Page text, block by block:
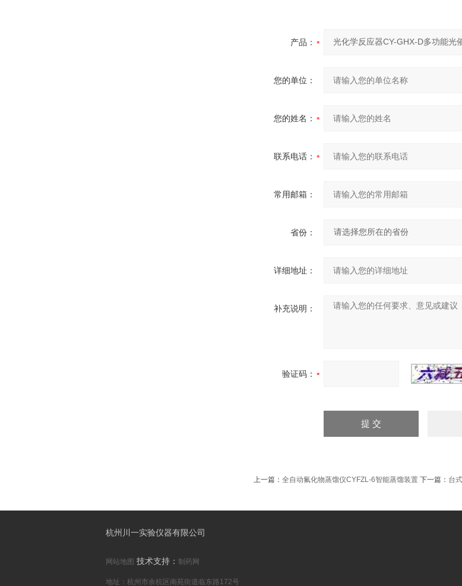
产品：
您的单位：
您的姓名：
联系电话：
常用邮箱：
省份：
详细地址：
补充说明：
验证码：
上一篇： 全自动氟化物蒸馏仪CYFZL-6智能蒸馏装置 下一篇： 台
杭州川一实验仪器有限公司
网站地图 技术支持： 制药网
地址：杭州市余杭区南苑街道临东路172号